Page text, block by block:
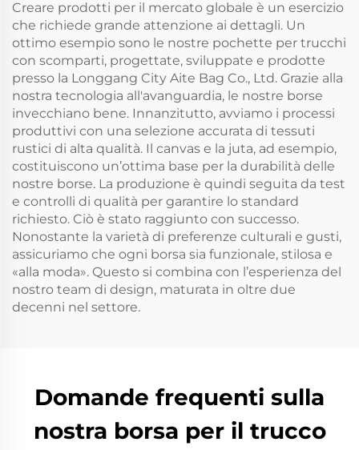
tela di cotone con
cerniera
Creare prodotti per il mercato globale è un esercizio
che richiede grande attenzione ai dettagli. Un
ottimo esempio sono le nostre pochette per trucchi
con scomparti, progettate, sviluppate e prodotte
presso la Longgang City Aite Bag Co., Ltd. Grazie alla
nostra tecnologia all'avanguardia, le nostre borse
invecchiano bene. Innanzitutto, avviamo i processi
produttivi con una selezione accurata di tessuti
rustici di alta qualità. Il canvas e la juta, ad esempio,
costituiscono un’ottima base per la durabilità delle
nostre borse. La produzione è quindi seguita da test
e controlli di qualità per garantire lo standard
richiesto. Ciò è stato raggiunto con successo.
Nonostante la varietà di preferenze culturali e gusti,
assicuriamo che ogni borsa sia funzionale, stilosa e
«alla moda». Questo si combina con l’esperienza del
nostro team di design, maturata in oltre due
decenni nel settore.
Domande frequenti sulla
nostra borsa per il trucco